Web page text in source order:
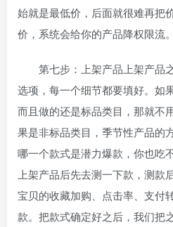
始就是最低价，后面就很难再把
价，系统会给你的产品降权限流。
第七步：上架产品上架产品
选项，每一个细节都要填好。如
而且做的还是标品类目，那就不
果是非标品类目，季节性产品的
哪一个款式是潜力爆款，你也吃
上架产品后先去测一下款，测款
宝贝的收藏加购、点击率、支付
款。把款式确定好之后，我们把